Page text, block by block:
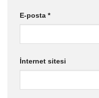
E-posta *
İnternet sitesi